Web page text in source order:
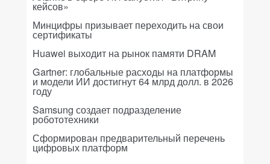
кейсов»
Минцифры призывает переходить на свои
сертификаты
Huawei выходит на рынок памяти DRAM
Gartner: глобальные расходы на платформы
и модели ИИ достигнут 64 млрд долл. в 2026
году
Samsung создает подразделение
робототехники
Сформирован предварительный перечень
цифровых платформ